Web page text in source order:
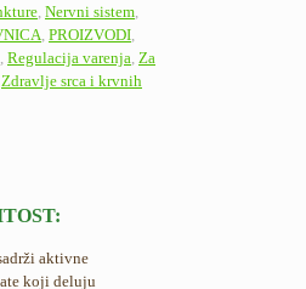
Nervni sistem
PROIZVODI
Regulacija varenja Za
Zdravlje srca i krvnih
aktivne
koji deluju